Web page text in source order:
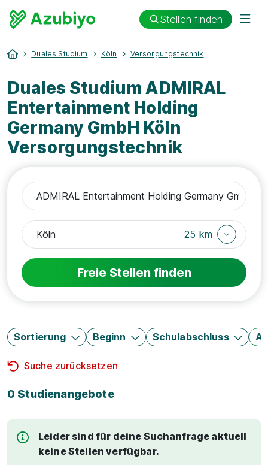
Stellen finden
Duales Studium Köln Versorgungstechnik
Duales Studium ADMIRAL
Entertainment Holding
Germany GmbH Köln
Versorgungstechnik
25 km
Freie Stellen finden
Sortierung Beginn Schulabschluss
Suche zurücksetzen
0 Studienangebote
Leider sind für deine Suchanfrage aktuell
keine Stellen verfügbar.